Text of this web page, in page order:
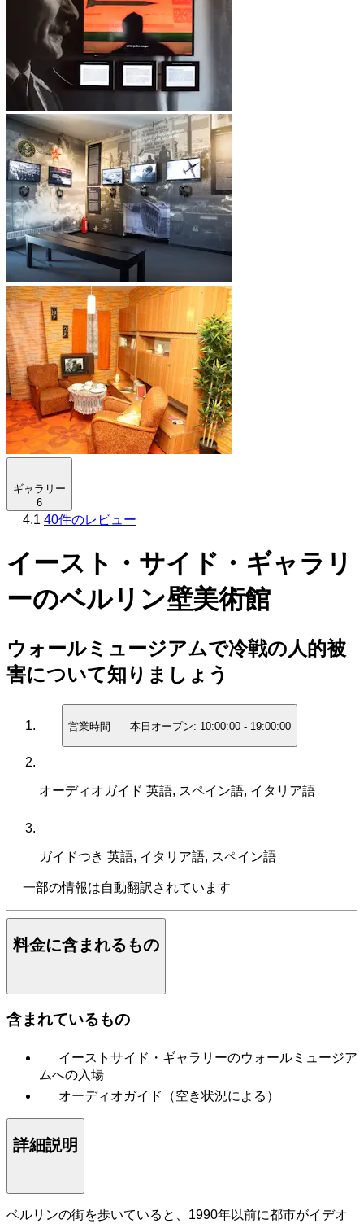
ギャラリー
6
4.1 40件のレビュー
イースト・サイド・ギャラリ
ーのベルリン壁美術館
ウォールミュージアムで冷戦の人的被
害について知りましょう
営業時間 本日オープン: 10:00:00 - 19:00:00
オーディオガイド 英語, スペイン語, イタリア語
ガイドつき 英語, イタリア語, スペイン語
一部の情報は自動翻訳されています
料金に含まれるもの
含まれているもの
イーストサイド・ギャラリーのウォールミュージア
ムへの入場
オーディオガイド（空き状況による）
詳細説明
ベルリンの街を歩いていると、1990年以前に都市がイデオ